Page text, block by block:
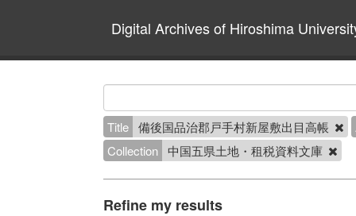
Digital Archives of Hiroshima
Title 備後国品治郡戸手村新屋敷出目高帳
Collection 中国五県土地・租税資料文庫
Refine my results